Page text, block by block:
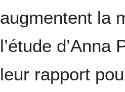
augmentent la
l’étude
leur rapport